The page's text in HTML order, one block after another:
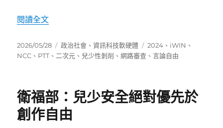
閱讀全文〈iWIN以兒少色情為由管制二次元創作引發言論
發
佈
2026/05/28
分
類
政治社會 、資訊科技軟硬體
標
籤
2024 、 iWIN 、
NCC 、 PTT、 二次元 、 兒少性剝削 、網路審查 、言論自由
衛福部：兒少安全絕對優先於
創作自由